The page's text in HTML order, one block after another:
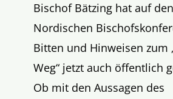
Bischof Bätzing hat auf
Nordischen
Bitten und Hinweisen zum
Weg“ jetzt auch öffentlich
Ob mit den Aussagen des